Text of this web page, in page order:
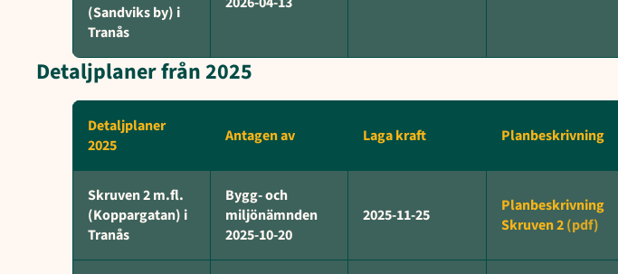
(Sandviks by) i
Tranås
Detaljplaner från 2025
Detaljplaner
2025
Antagen av Laga kraft Planbeskrivning
Skruven 2 m.fl.
(Koppargatan) i
Tranås
Bygg- och
miljönämnden
2025-10-20
2025-11-25
Planbeskrivning
Skruven 2